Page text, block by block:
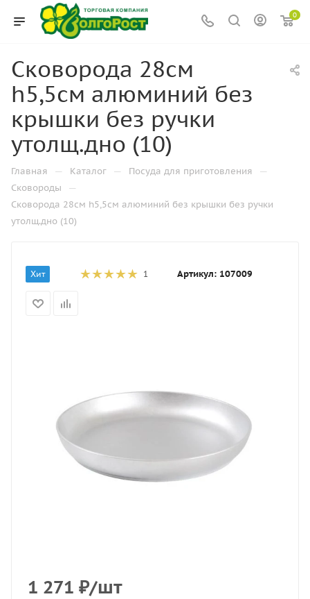
0
Сковорода 28см
h5,5см алюминий без
крышки без ручки
утолщ.дно (10)
Главная — Каталог — Посуда для приготовления —
Сковороды —
Сковорода 28см h5,5см алюминий без крышки без ручки
утолщ.дно (10)
Хит 1 Артикул: 107009
1 271 ₽/шт